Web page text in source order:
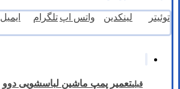
توئیتر لینکدین واتس اپ تلگرام ایمیل
قبلیتعمیر پمپ ماشین لباسشویی دوو